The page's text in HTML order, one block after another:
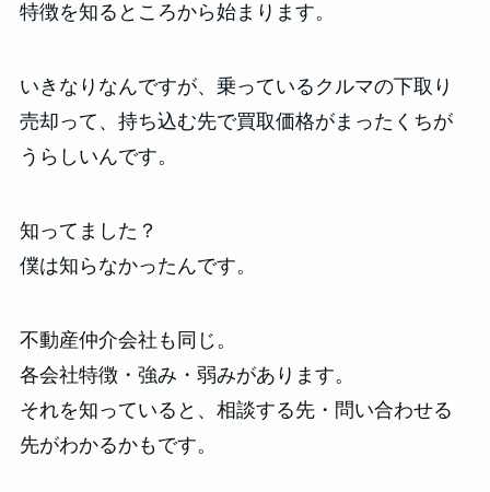
特徴を知るところから始まります。
いきなりなんですが、乗っているクルマの下取り
売却って、持ち込む先で買取価格がまったくちが
うらしいんです。
知ってました？
僕は知らなかったんです。
不動産仲介会社も同じ。
各会社特徴・強み・弱みがあります。
それを知っていると、相談する先・問い合わせる
先がわかるかもです。